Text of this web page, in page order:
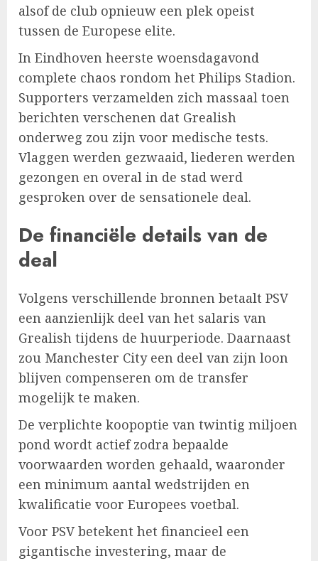
alsof de club opnieuw een plek opeist
tussen de Europese elite.
In Eindhoven heerste woensdagavond
complete chaos rondom het Philips Stadion.
Supporters verzamelden zich massaal toen
berichten verschenen dat Grealish
onderweg zou zijn voor medische tests.
Vlaggen werden gezwaaid, liederen werden
gezongen en overal in de stad werd
gesproken over de sensationele deal.
De financiële details van de
deal
Volgens verschillende bronnen betaalt PSV
een aanzienlijk deel van het salaris van
Grealish tijdens de huurperiode. Daarnaast
zou Manchester City een deel van zijn loon
blijven compenseren om de transfer
mogelijk te maken.
De verplichte koopoptie van twintig miljoen
pond wordt actief zodra bepaalde
voorwaarden worden gehaald, waaronder
een minimum aantal wedstrijden en
kwalificatie voor Europees voetbal.
Voor PSV betekent het financieel een
gigantische investering, maar de